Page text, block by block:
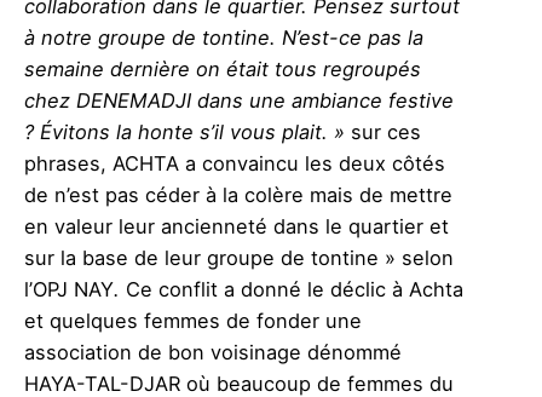
collaboration dans le quartier. Pensez surtout
à notre groupe de tontine. N’est-ce pas la
semaine dernière on était tous regroupés
chez DENEMADJI dans une ambiance festive
? Évitons la honte s’il vous plait. » sur ces
phrases, ACHTA a convaincu les deux côtés
de n’est pas céder à la colère mais de mettre
en valeur leur ancienneté dans le quartier et
sur la base de leur groupe de tontine » selon
l’OPJ NAY. Ce conflit a donné le déclic à Achta
et quelques femmes de fonder une
association de bon voisinage dénommé
HAYA-TAL-DJAR où beaucoup de femmes du